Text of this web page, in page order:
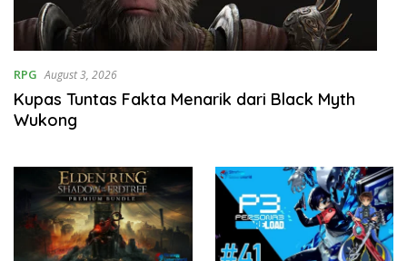
RPG August 3, 2026
Kupas Tuntas Fakta Menarik dari Black Myth
Wukong